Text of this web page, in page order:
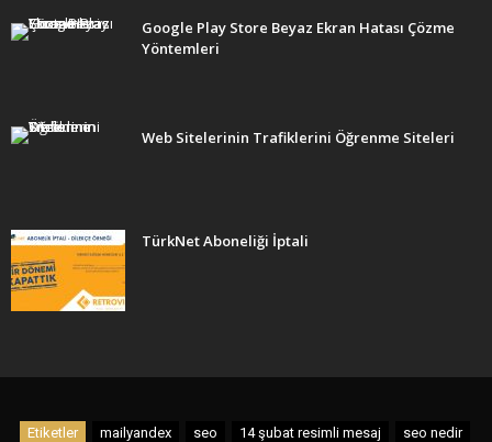
Google Play Store Beyaz Ekran Hatası Çözme
Yöntemleri
Web Sitelerinin Trafiklerini Öğrenme Siteleri
TürkNet Aboneliği İptali
Etiketler mailyandex seo 14 şubat resimli mesaj
seo nedir